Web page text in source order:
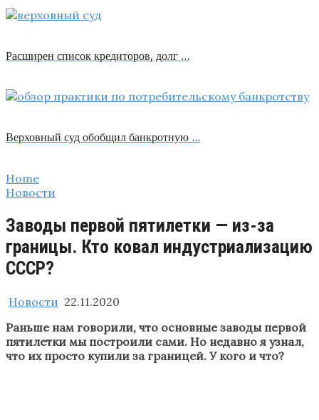
Расширен список кредиторов, долг …
Верховный суд обобщил банкротную …
Home
Новости
Заводы первой пятилетки — из-за
границы. Кто ковал индустриализацию
СССР?
Новости 22.11.2020
Раньше нам говорили, что основные заводы первой
пятилетки мы построили сами. Но недавно я узнал,
что их просто купили за границей. У кого и что?